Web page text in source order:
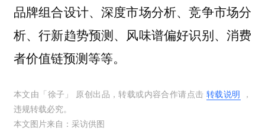
品牌组合设计、深度市场分析、竞争市场分
析、行新趋势预测、风味谱偏好识别、消费
者价值链预测等等。
本文由「徐子 」 原创出品，转载或内容合作请点击 转载说明 ，
违规转载必究。
本文图片来自： 采访供图